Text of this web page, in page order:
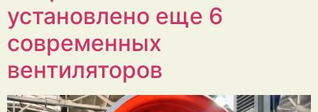
установлено еще 6
современных
вентиляторов